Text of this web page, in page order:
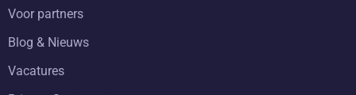
Voor partners
Blog & Nieuws
Vacatures